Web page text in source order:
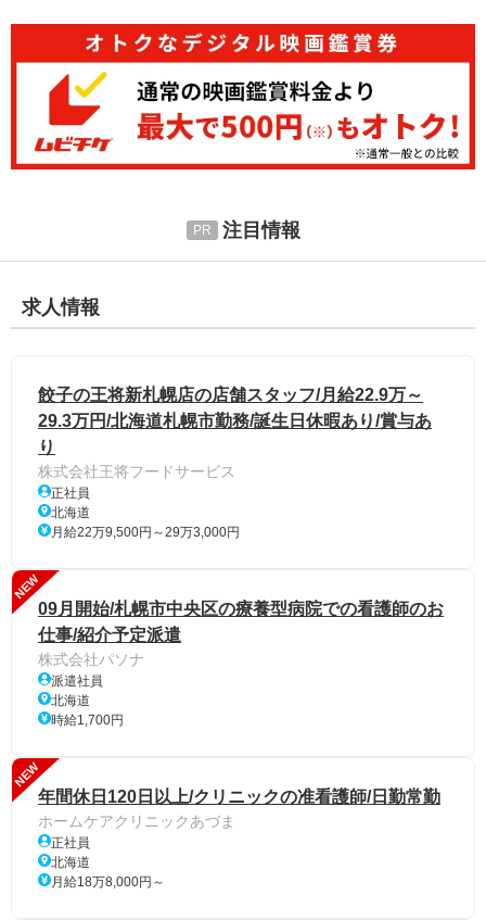
注目情報
求人情報
餃子の王将新札幌店の店舗スタッフ/月給22.9万～
29.3万円/北海道札幌市勤務/誕生日休暇あり/賞与あ
り
株式会社王将フードサービス
正社員
北海道
月給22万9,500円～29万3,000円
NEW
09月開始/札幌市中央区の療養型病院での看護師のお
仕事/紹介予定派遣
株式会社パソナ
派遣社員
北海道
時給1,700円
NEW
年間休日120日以上/クリニックの准看護師/日勤常勤
ホームケアクリニックあづま
正社員
北海道
月給18万8,000円～